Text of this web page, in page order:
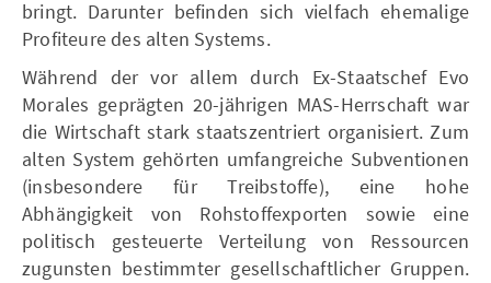
bringt. Darunter befinden sich vielfach ehemalige
Profiteure des alten Systems.
Während der vor allem durch Ex-Staatschef Evo
Morales geprägten 20-jährigen MAS-Herrschaft war
die Wirtschaft stark staatszentriert organisiert. Zum
alten System gehörten umfangreiche Subventionen
(insbesondere für Treibstoffe), eine hohe
Abhängigkeit von Rohstoffexporten sowie eine
politisch gesteuerte Verteilung von Ressourcen
zugunsten bestimmter gesellschaftlicher Gruppen.